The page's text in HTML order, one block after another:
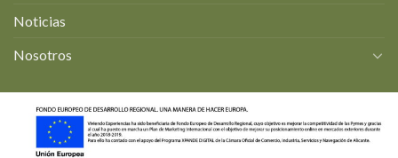
Noticias
Nosotros